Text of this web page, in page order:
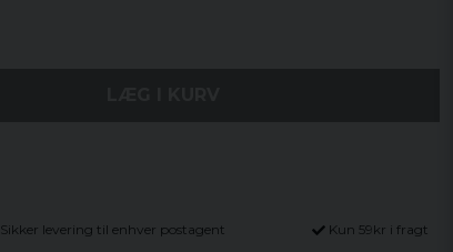
Sikker levering til enhver postagent Kun 59kr i fragt